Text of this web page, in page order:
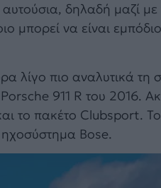
δηλαδή μαζί με
μπορεί να είναι
λίγο πιο αναλυτικά τη
Porsche 911 R του 2016.
το πακέτο Clubsport.
Bose.